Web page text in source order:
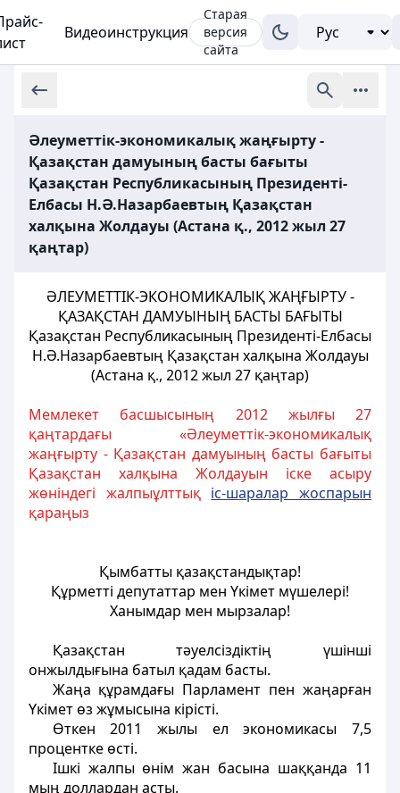
Видеоинструкция
Старая
версия
сайта
Әлеуметтік-экономикалық жаңғырту -
Қазақстан дамуының басты бағыты
Қазақстан Республикасының Президенті-
Елбасы Н.Ә.Назарбаевтың Қазақстан
халқына Жолдауы (Астана қ., 2012 жыл 27
қаңтар)
ӘЛЕУМЕТТІК-ЭКОНОМИКАЛЫҚ ЖАҢҒЫРТУ -
ҚАЗАҚСТАН ДАМУЫНЫҢ БАСТЫ БАҒЫТЫ
Қазақстан Республикасының Президенті-Елбасы
Н.Ә.Назарбаевтың Қазақстан халқына Жолдауы
(Астана қ., 2012 жыл 27 қаңтар)
Мемлекет басшысының 2012 жылғы 27
қаңтардағы «Әлеуметтік-экономикалық
жаңғырту - Қазақстан дамуының басты бағыты
Қазақстан халқына Жолдауын іске асыру
жөніндегі жалпыұлттық іс-шаралар жоспарын
қараңыз
Қымбатты қазақстандықтар!
Құрметті депутаттар мен Үкімет мүшелері!
Ханымдар мен мырзалар!
Қазақстан тәуелсіздіктің үшінші
онжылдығына батыл қадам басты.
Жаңа құрамдағы Парламент пен жаңарған
Үкімет өз жұмысына кірісті.
Өткен 2011 жылы ел экономикасы 7,5
процентке өсті.
Ішкі жалпы өнім жан басына шаққанда 11
мың доллардан асты.